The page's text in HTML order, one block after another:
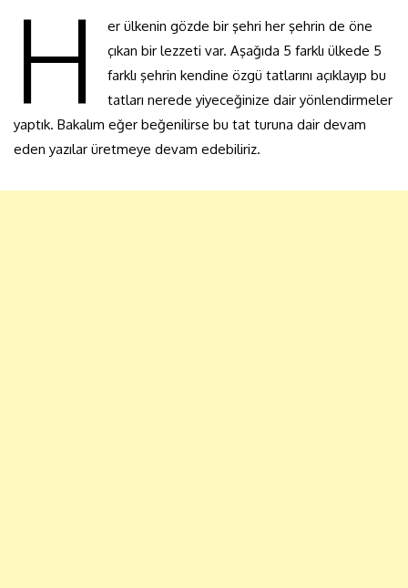
H
er ülkenin gözde bir şehri her şehrin de öne
çıkan bir lezzeti var. Aşağıda 5 farklı ülkede 5
farklı şehrin kendine özgü tatlarını açıklayıp bu
tatları nerede yiyeceğinize dair yönlendirmeler
yaptık. Bakalım eğer beğenilirse bu tat turuna dair devam
eden yazılar üretmeye devam edebiliriz.